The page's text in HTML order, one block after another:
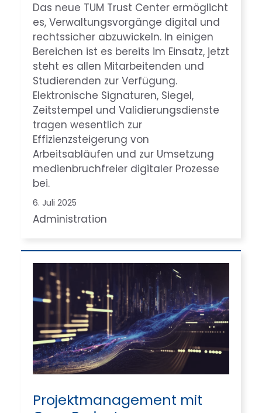
Das neue TUM Trust Center ermöglicht
es, Verwaltungsvorgänge digital und
rechtssicher abzuwickeln. In einigen
Bereichen ist es bereits im Einsatz, jetzt
steht es allen Mitarbeitenden und
Studierenden zur Verfügung.
Elektronische Signaturen, Siegel,
Zeitstempel und Validierungsdienste
tragen wesentlich zur
Effizienzsteigerung von
Arbeitsabläufen und zur Umsetzung
medienbruchfreier digitaler Prozesse
bei.
6. Juli 2025
Administration
Projektmanagement mit